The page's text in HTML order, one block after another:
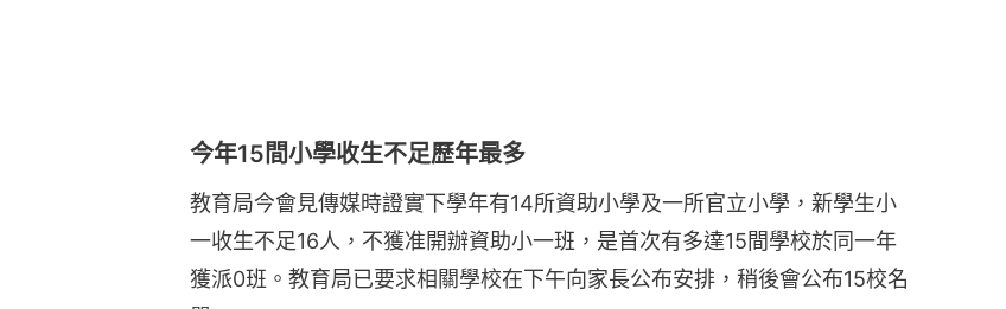
今年15間小學收生不足歷年最多
教育局今會見傳媒時證實下學年有14所資助小學及一所官立小學，新學生小
一收生不足16人，不獲准開辦資助小一班，是首次有多達15間學校於同一年
獲派0班。教育局已要求相關學校在下午向家長公布安排，稍後會公布15校名